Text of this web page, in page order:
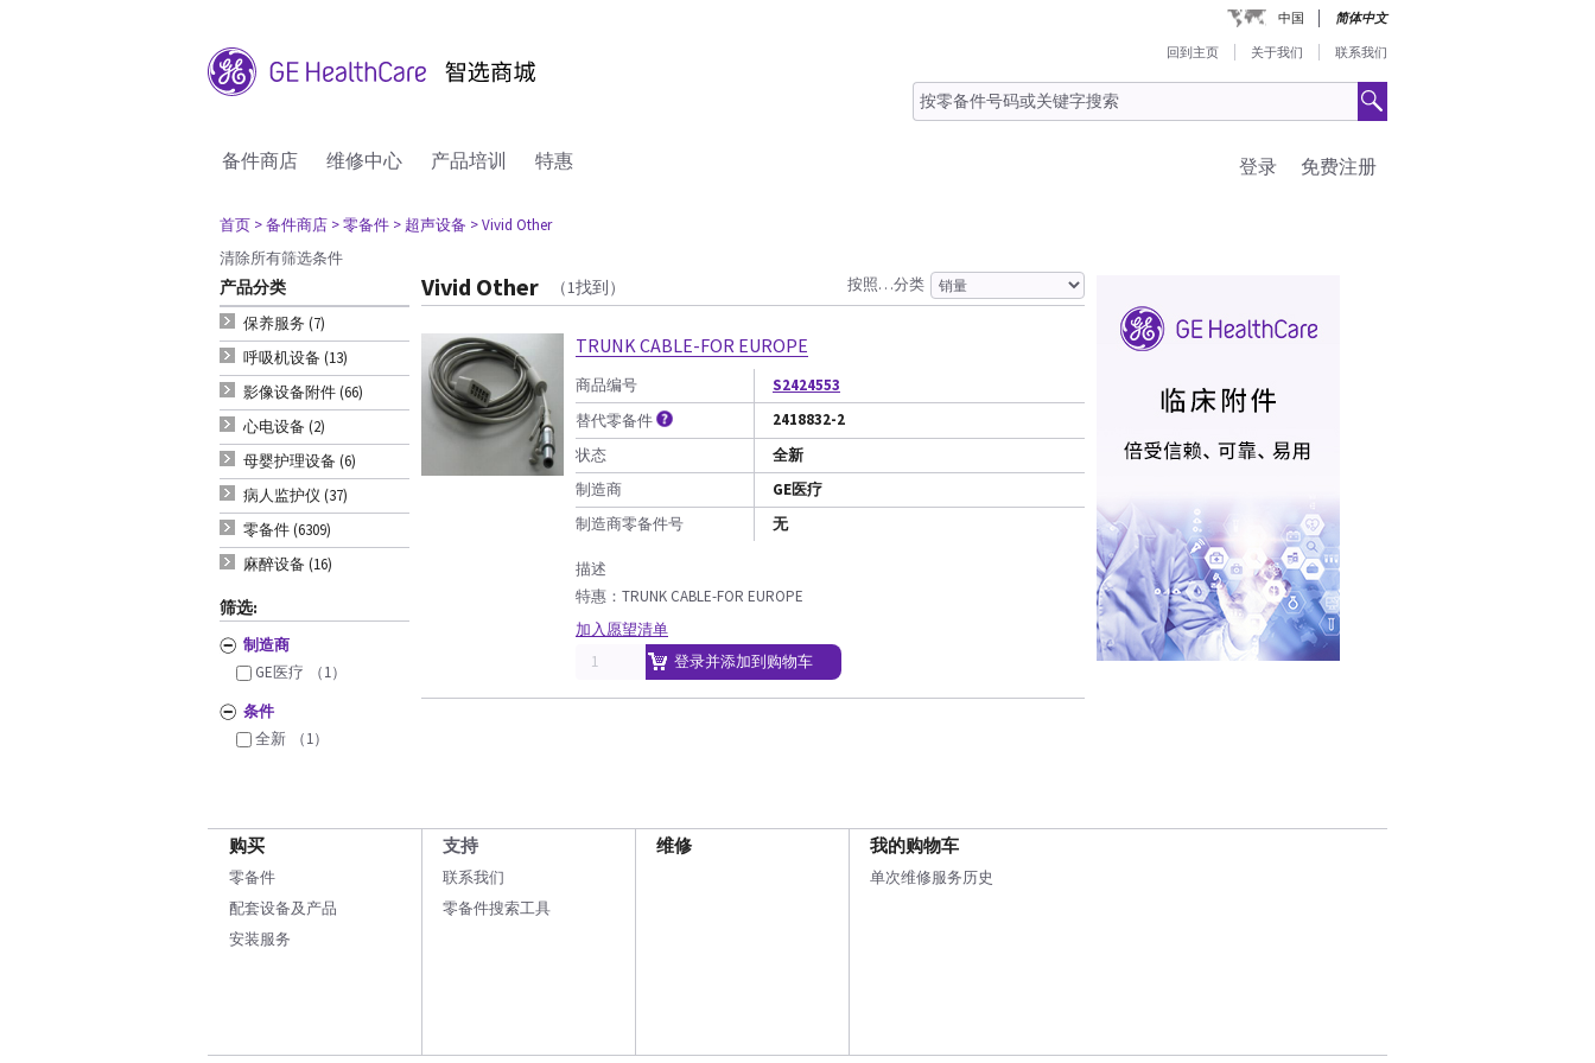
中国 简体中文
回到主页 关于我们 联系我们
备件商店 维修中心 产品培训 特惠 免费注册
登录
首页 > 备件商店 > 零备件 > 超声设备 > Vivid Other
清除所有筛选条件
产品分类
保养服务 (7)
呼吸机设备 (13)
影像设备附件 (66)
心电设备 (2)
母婴护理设备 (6)
病人监护仪 (37)
零备件 (6309)
麻醉设备 (16)
筛选:
制造商
GE医疗
（1）
条件
全新
（1）
Vivid Other （1找到） 按照…分类
TRUNK CABLE-FOR EUROPE
商品编号
S2424553
替代零备件
2418832-2
状态
全新
制造商
GE医疗
制造商零备件号
无
描述
特惠：TRUNK CABLE-FOR EUROPE
加入愿望清单
登录并添加到购物车
购买
零备件
配套设备及产品
安装服务
支持
联系我们
零备件搜索工具
维修 我的购物车
单次维修服务历史